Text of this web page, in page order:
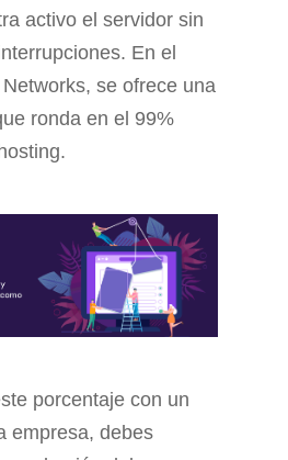
activo el servidor sin
En el
se ofrece una
ronda en el 99%
porcentaje con un
empresa, debes